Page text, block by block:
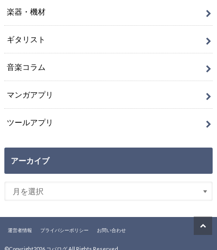
楽器・機材
ギタリスト
音楽コラム
マンガアプリ
ツールアプリ
アーカイブ
運営者情報 プライバシーポリシー お問い合わせ